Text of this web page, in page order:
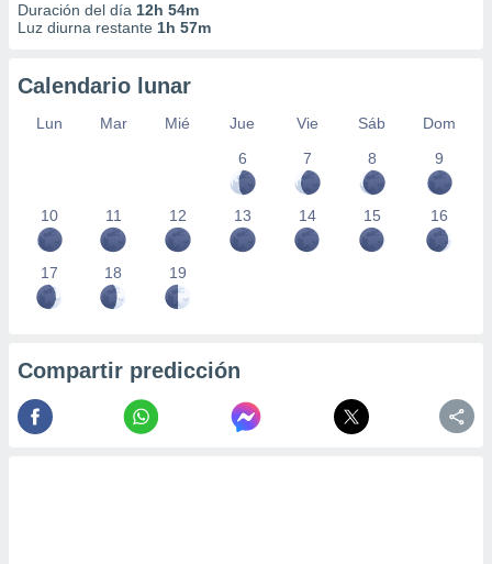
Duración del día 12h 54m
Luz diurna restante 1h 57m
Calendario lunar
Lun Mar Mié Jue Vie Sáb
Dom
6
7 8 9
10 11 12 13 14 15 16
17 18 19
Compartir predicción